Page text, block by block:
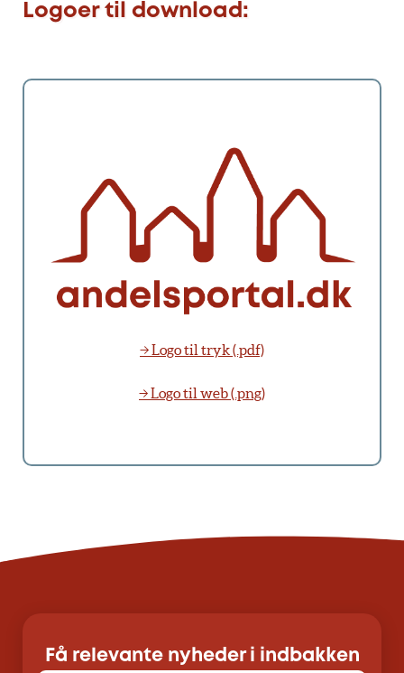
Logoer til download:
→ Logo til tryk (.pdf)
→ Logo til web (.png)
Få relevante nyheder i indbakken